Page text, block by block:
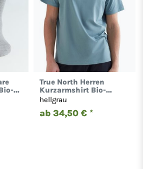
True North Herren
Kurzarmshirt Bio-
Baumwolle T-Shirt 2100
hellgrau
ab 34,50 € *